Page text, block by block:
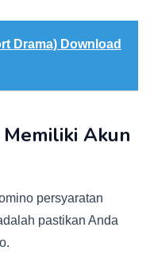
Drama) Download
Akun
persyaratan
pastikan Anda